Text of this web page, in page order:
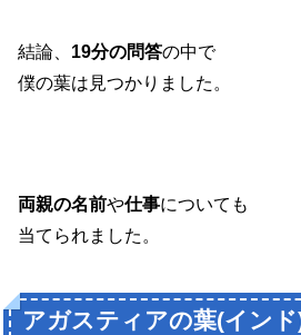
結論、 19分の問答の中で
僕の葉は見つかりました。
両親の名前や仕事についても
当てられました。
アガスティアの葉(イン